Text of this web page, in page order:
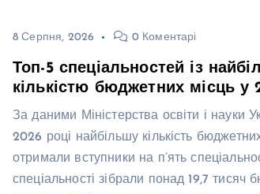
8 Серпня, 2026 0 Коментарі
Топ-5 спеціальностей із
кількістю бюджетних місць у
За даними Міністерства освіти і науки
2026 році найбільшу кількість
отримали вступники на п’ять
спеціальності зібрали понад 19,7 тисяч